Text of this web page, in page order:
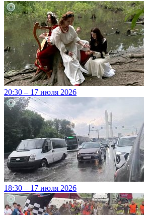
20:30 – 17 июля 2026
18:30 – 17 июля 2026